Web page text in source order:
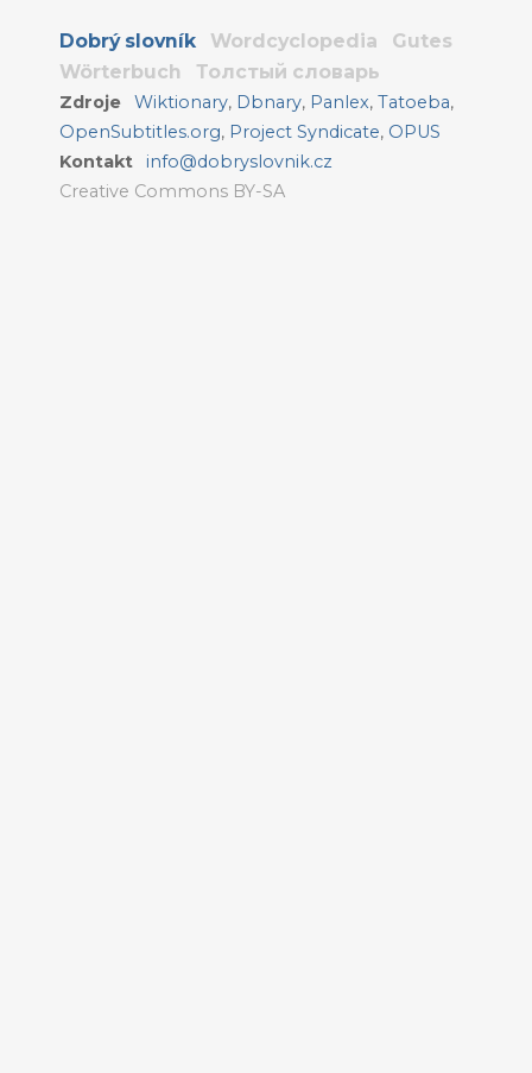
Dobrý slovník Wordcyclopedia
Gutes
Wörterbuch
Толстый словарь
Zdroje Wiktionary, Dbnary, Panlex,Tatoeba,
OpenSubtitles.org, Project Syndicate, OPUS
Kontakt
info@dobryslovnik.cz
Creative Commons BY-SA